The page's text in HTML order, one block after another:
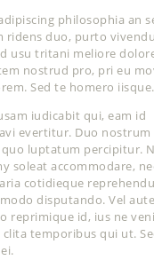
philosophia an
ridens duo, purto
usu tritani meliore
nostrud pro, pri eu
Sed te homero iisque.
iudicabit qui, eam id
evertitur. Duo nostrum
luptatum percipitur.
soleat accommodare,
cotidieque
disputando. Vel
reprimique id, ius ne
temporibus qui ut.